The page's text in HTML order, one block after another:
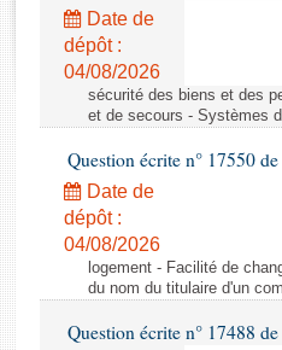
Rapports législatifs
Rapports sur l'application des
Baromètre de l’application des
Dossiers législatifs
Budget et sécurité sociale
Questions écrites et orales
Comptes rendus des débats
Date de
dépôt :
04/08/2026
sécurité des biens et des
et de secours - Systèmes
Question écrite n° 17550
Date de
dépôt :
04/08/2026
logement - Facilité de
du nom du titulaire d'un
Question écrite n° 17488